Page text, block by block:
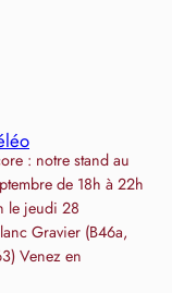
: notre stand au
de 18h à 22h
le jeudi 28
Gravier (B46a,
Venez en